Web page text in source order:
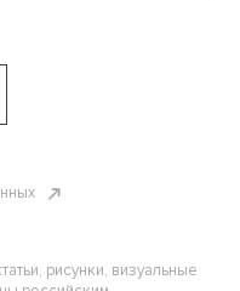
рисунки, визуальные